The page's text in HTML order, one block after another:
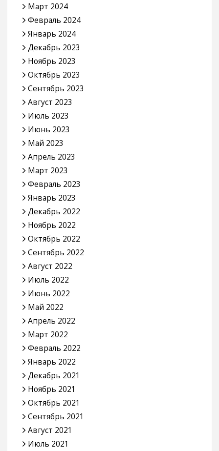
Март 2024
Февраль 2024
Январь 2024
Декабрь 2023
Ноябрь 2023
Октябрь 2023
Сентябрь 2023
Август 2023
Июль 2023
Июнь 2023
Май 2023
Апрель 2023
Март 2023
Февраль 2023
Январь 2023
Декабрь 2022
Ноябрь 2022
Октябрь 2022
Сентябрь 2022
Август 2022
Июль 2022
Июнь 2022
Май 2022
Апрель 2022
Март 2022
Февраль 2022
Январь 2022
Декабрь 2021
Ноябрь 2021
Октябрь 2021
Сентябрь 2021
Август 2021
Июль 2021